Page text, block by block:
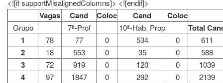
<![if supportMisalignedColumns]> <![endif]>
Vagas Cand Coloc Cand Coloc
Grupo 7ª-Prof 10ª-Hab. Prop
Total
1
78 77 0 534 0 611
2 18 553 0 35 0 588
3 72 919 0 120 0 1039
4 97 1847 0 292 0 2139